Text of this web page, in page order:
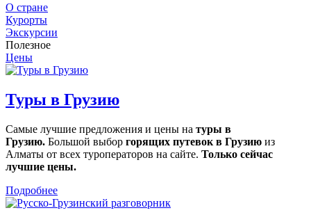
О стране
Курорты
Экскурсии
Полезное
Цены
Туры в Грузию
Самые лучшие предложения и цены на туры в
Грузию. Большой выбор горящих путевок в Грузию из
Алматы от всех туроператоров на сайте. Только сейчас
лучшие цены.
Подробнее